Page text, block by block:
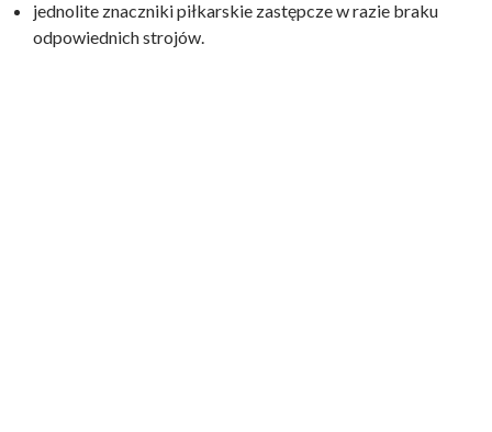
jednolite znaczniki piłkarskie zastępcze w razie braku
odpowiednich strojów.